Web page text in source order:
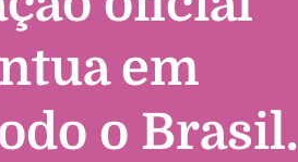
em
o Brasil.